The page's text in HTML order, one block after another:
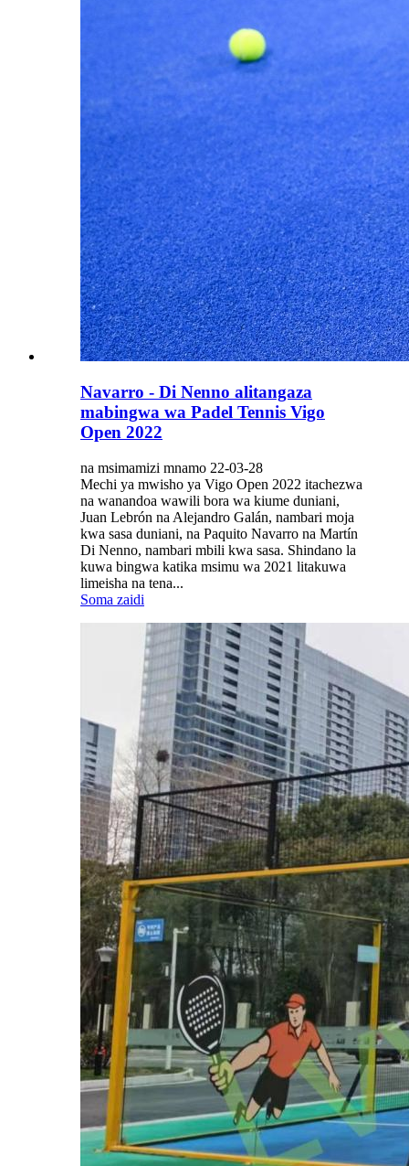
Navarro - Di Nenno alitangaza
mabingwa wa Padel Tennis Vigo
Open 2022
na msimamizi mnamo 22-03-28
Mechi ya mwisho ya Vigo Open 2022 itachezwa
na wanandoa wawili bora wa kiume duniani,
Juan Lebrón na Alejandro Galán, nambari moja
kwa sasa duniani, na Paquito Navarro na Martín
Di Nenno, nambari mbili kwa sasa. Shindano la
kuwa bingwa katika msimu wa 2021 litakuwa
limeisha na tena...
Soma zaidi